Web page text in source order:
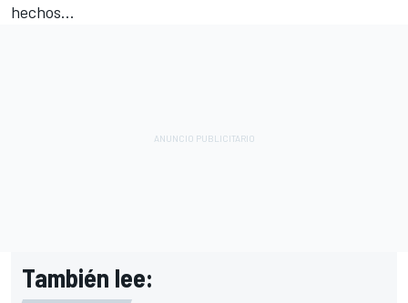
hechos...
También lee: